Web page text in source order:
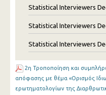
Statistical Interviewers
Statistical Interviewers
Statistical Interviewers
2η Τροποποίηση και
απόφασης με θέμα «Ορισμός
ερωτηματολογίων της